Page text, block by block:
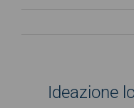
Ideazione